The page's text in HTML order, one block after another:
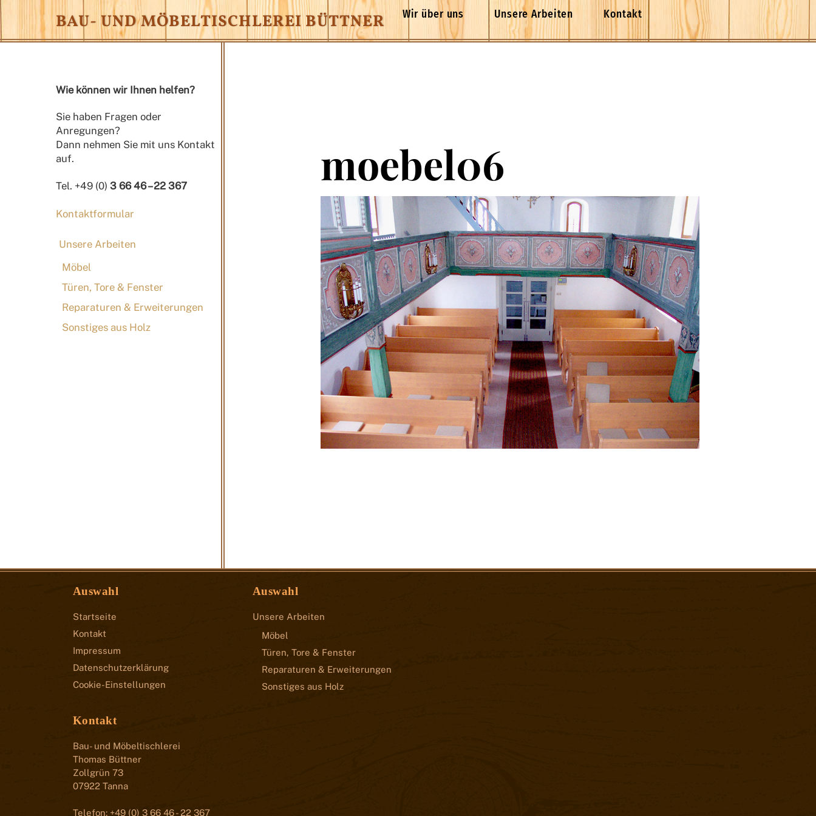
Skip
content
BAU- UND MÖBELTISCHLEREI BÜTTNER Wir über uns Unsere Arbeiten Kontakt
moebel06
Wie können wir Ihnen helfen?
Sie haben Fragen oder
Anregungen?
Dann nehmen Sie mit uns Kontakt
auf.
Tel. +49 (0) 3 66 46 – 22 367
Kontaktformular
Unsere Arbeiten
Möbel
Türen, Tore & Fenster
Reparaturen & Erweiterungen
Sonstiges aus Holz
Auswahl
Startseite
Kontakt
Impressum
Datenschutzerklärung
Cookie-Einstellungen
Auswahl
Unsere Arbeiten
Möbel
Türen, Tore & Fenster
Reparaturen & Erweiterungen
Sonstiges aus Holz
Kontakt
Bau- und Möbeltischlerei
Thomas Büttner
Zollgrün 73
07922 Tanna
Telefon: +49 (0) 3 66 46 - 22 367